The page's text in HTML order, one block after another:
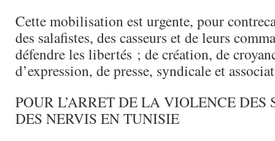
Cette mobilisation est urgente, pour
des salafistes, des casseurs et de leurs
défendre les libertés ; de création, de
d’expression, de presse, syndicale et
POUR L’ARRET DE LA VIOLENCE DES
DES NERVIS EN TUNISIE